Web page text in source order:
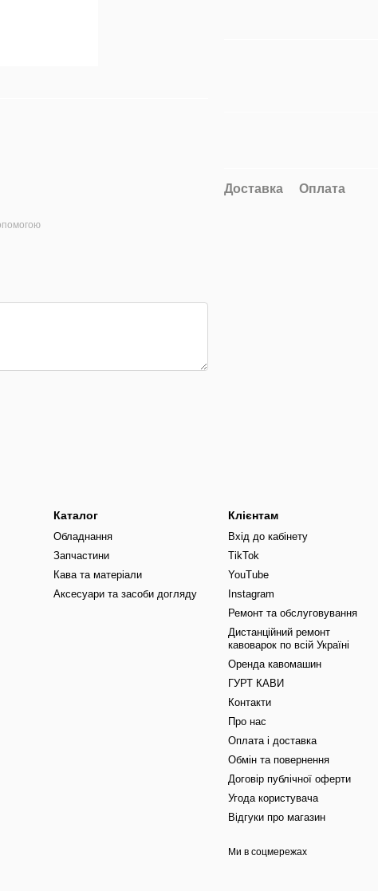
Доставка Оплата
Каталог
Обладнання
Запчастини
Кава та матеріали
Аксесуари та засоби догляду
Клієнтам
Вхід до кабінету
TikTok
YouTube
Instagram
Ремонт та обслуговування
Дистанційний ремонт
кавоварок по всій Україні
Оренда кавомашин
ГУРТ КАВИ
Контакти
Про нас
Оплата і доставка
Обмін та повернення
Договір публічної оферти
Угода користувача
Відгуки про магазин
Ми в соцмережах